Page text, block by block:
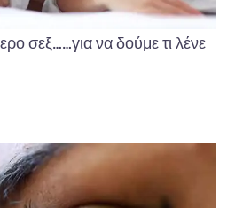
σεξ……για να δούμε τι λένε